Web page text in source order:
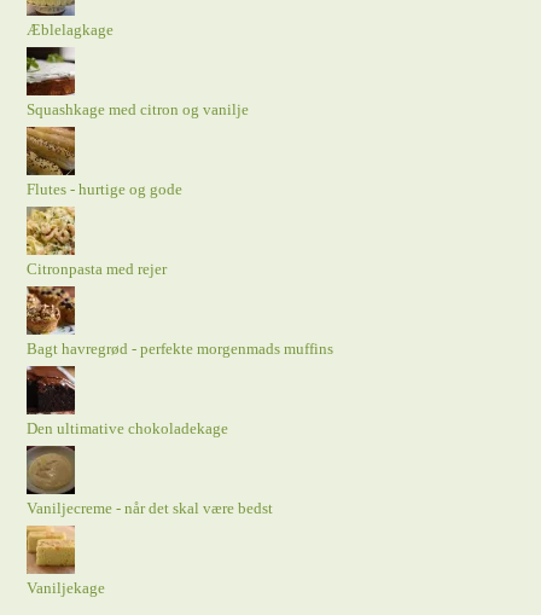
Æblelagkage
Squashkage med citron og vanilje
Flutes - hurtige og gode
Citronpasta med rejer
Bagt havregrød - perfekte morgenmads muffins
Den ultimative chokoladekage
Vaniljecreme - når det skal være bedst
Vaniljekage